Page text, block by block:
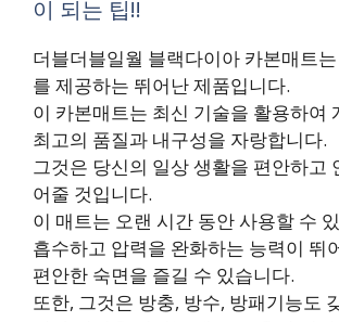
이 되는 팁!!
더블더블일월 블랙다이아 카본매트
를 제공하는 뛰어난 제품입니다.
이 카본매트는 최신 기술을 활용하여
최고의 품질과 내구성을 자랑합니다.
그것은 당신의 일상 생활을 편안하고
어줄 것입니다.
이 매트는 오랜 시간 동안 사용할 수
흡수하고 압력을 완화하는 능력이 뛰
편안한 숙면을 즐길 수 있습니다.
또한, 그것은 방충, 방수, 방패기능도